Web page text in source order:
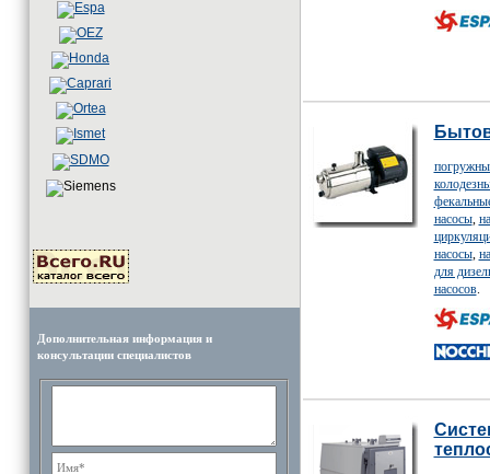
Дополнительная информация и
консультации специалистов
насосы,
насосы,
для
насосов.